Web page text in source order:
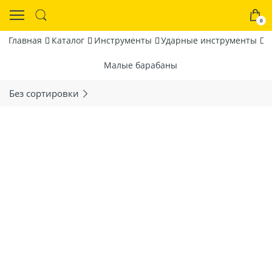
0
Главная Каталог Инструменты Ударные инструменты
Малые барабаны
Без сортировки